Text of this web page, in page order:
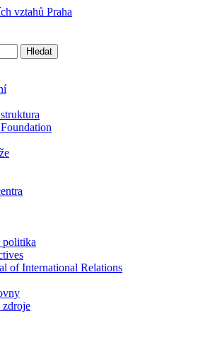
vztahů Praha
Hledat
politika
of International Relations